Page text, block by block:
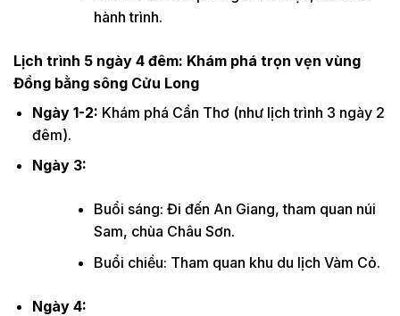
hành trình.
Lịch trình 5 ngày 4 đêm: Khám phá trọn vẹn vùng
Đồng bằng sông Cửu Long
Ngày 1-2: Khám phá Cần Thơ (như lịch trình 3 ngày 2
đêm).
Ngày 3:
Buổi sáng: Đi đến An Giang, tham quan núi
Sam, chùa Châu Sơn.
Buổi chiều: Tham quan khu du lịch Vàm Cỏ.
Ngày 4: